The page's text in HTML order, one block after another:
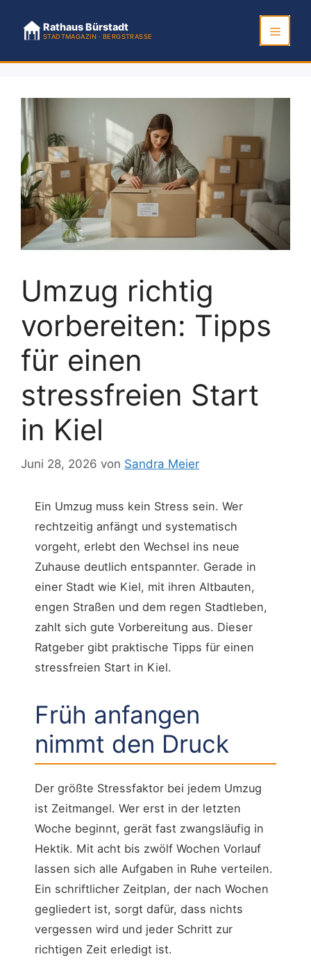
Inhalt
springen
Rathaus Bürstadt
STADTMAGAZIN · BERGSTRASSE
Menü
Umzug richtig
vorbereiten: Tipps
für einen
stressfreien Start
in Kiel
Juni 28, 2026 von Sandra Meier
Ein Umzug muss kein Stress sein. Wer
rechtzeitig anfängt und systematisch
vorgeht, erlebt den Wechsel ins neue
Zuhause deutlich entspannter. Gerade in
einer Stadt wie Kiel, mit ihren Altbauten,
engen Straßen und dem regen Stadtleben,
zahlt sich gute Vorbereitung aus. Dieser
Ratgeber gibt praktische Tipps für einen
stressfreien Start in Kiel.
Früh anfangen
nimmt den Druck
Der größte Stressfaktor bei jedem Umzug
ist Zeitmangel. Wer erst in der letzten
Woche beginnt, gerät fast zwangsläufig in
Hektik. Mit acht bis zwölf Wochen Vorlauf
lassen sich alle Aufgaben in Ruhe verteilen.
Ein schriftlicher Zeitplan, der nach Wochen
gegliedert ist, sorgt dafür, dass nichts
vergessen wird und jeder Schritt zur
richtigen Zeit erledigt ist.